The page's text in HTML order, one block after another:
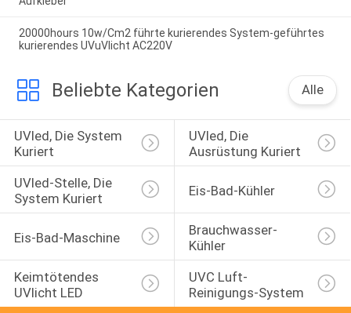
20000hours 10w/Cm2 führte kurierendes System-geführtes
kurierendes UVuVlicht AC220V
Beliebte Kategorien Alle
UVled, Die System
Kuriert
UVled, Die
Ausrüstung Kuriert
UVled-Stelle, Die
System Kuriert
Eis-Bad-Kühler
Eis-Bad-Maschine
Brauchwasser-
Kühler
Keimtötendes
UVlicht LED
UVC Luft-
Reinigungs-System